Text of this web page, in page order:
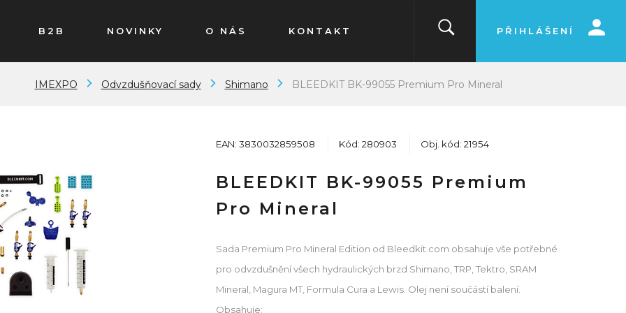
B2B NOVINKY O NÁS KONTAKT PŘIHLÁŠENÍ
IMEXPO Odvzdušňovací sady Shimano BLEEDKIT BK-99055 Premium Pro Mineral
EAN: 3830032859508 Kód: 280903 Obj. kód: 21954
BLEEDKIT BK-99055 Premium
Pro Mineral
Sada Premium Pro Mineral Edition od Bleedkit.com obsahuje vše potřebné
pro odvzdušnění všech hydraulických brzd Shimano, TRP, Tektro, SRAM
Mineral, Magura MT, Formula Cura a Lewis. Olej není součástí balení.
Obsahuje: